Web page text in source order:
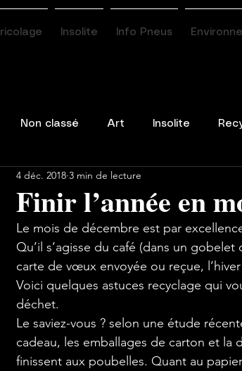
Insolite Info Pneus
Non classé Art Insolite
/ santé
Finir l’année en
4 déc. 2018 3 min de lecture
Le mois de décembre est par
Qu’il s’agisse du café (dans un
carte de vœux envoyée ou reçue,
Voici quelques astuces recyclage qui
déchet.
Le saviez-vous ? selon une étude
cadeau, les emballages de carton et la
finissent aux poubelles. Quant au